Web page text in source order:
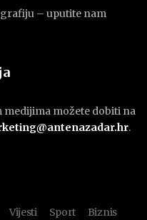
– uputite nam
medijima možete dobiti na
.
Vijesti Sport Biznis